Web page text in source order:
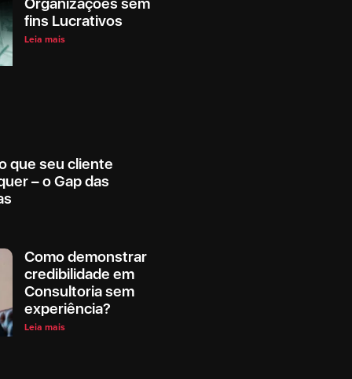
fins Lucrativos
Leia mais
que seu cliente
– o Gap das
Como demonstrar
credibilidade em
Consultoria sem
experiência?
Leia mais